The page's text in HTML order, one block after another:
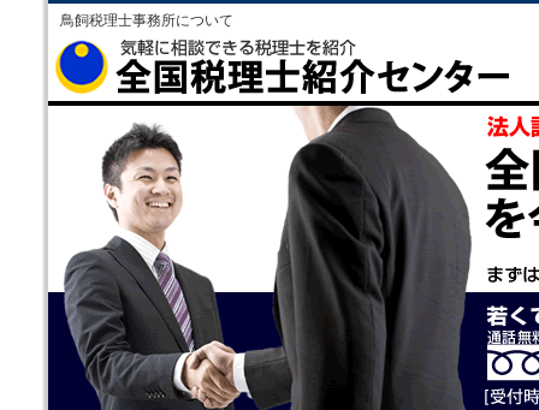
鳥飼税理士事務所について